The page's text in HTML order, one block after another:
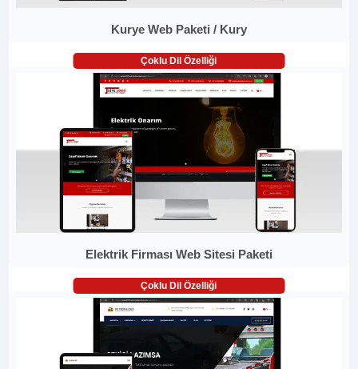
Kurye Web Paketi / Kury
Çoklu Dil Özelliği
Elektrik Firması Web Sitesi Paketi
Çoklu Dil Özelliği